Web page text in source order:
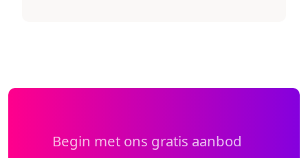
Begin met ons gratis aanbod